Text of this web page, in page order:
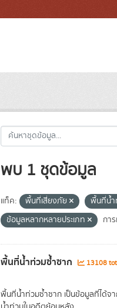
พบ 1 ชุดข้อมูล
แท็ค: พื้นที่เสี่ยงภัย พื้นที่น้ำ
ข้อมูลหลากหลายประเภท
กา
พื้นที่น้ำท่วมซ้ำซาก 13108
พื้นที่น้ำท่วมซ้ำซาก เป็นข้อมูลที่ได้จา